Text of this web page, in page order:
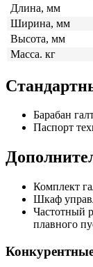
Длина, мм
Ширина, мм
Высота, мм
Масса. кг
Барабан
Паспорт
Комплект
Шкаф
Частотный
плавного